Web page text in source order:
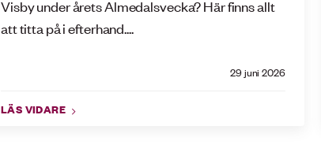
29 juni 2026
Visby under årets Almedalsvecka? Här finns allt
att titta på i efterhand....
LÄS VIDARE